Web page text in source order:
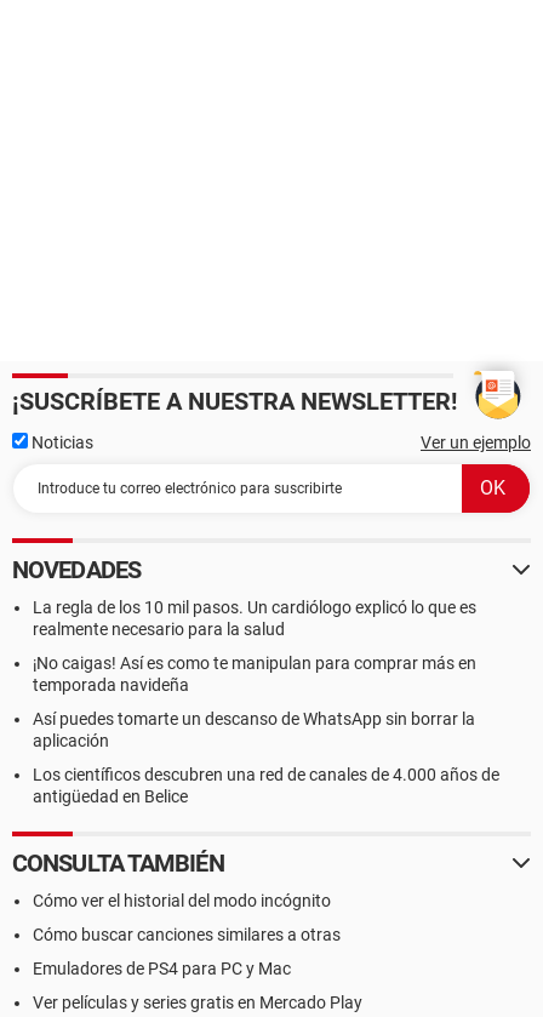
¡SUSCRÍBETE A NUESTRA NEWSLETTER!
Noticias Ver un ejemplo
NOVEDADES
La regla de los 10 mil pasos. Un cardiólogo explicó lo que es
realmente necesario para la salud
¡No caigas! Así es como te manipulan para comprar más en
temporada navideña
Así puedes tomarte un descanso de WhatsApp sin borrar la
aplicación
Los científicos descubren una red de canales de 4.000 años de
antigüedad en Belice
CONSULTA TAMBIÉN
Cómo ver el historial del modo incógnito
Cómo buscar canciones similares a otras
Emuladores de PS4 para PC y Mac
Ver películas y series gratis en Mercado Play